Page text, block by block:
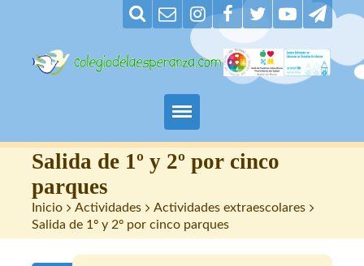
Padres
Alumnos
Maestros
Salida de 1º y 2º por cinco
parques
Inicio > Actividades > Actividades extraescolares >
Salida de 1º y 2º por cinco parques